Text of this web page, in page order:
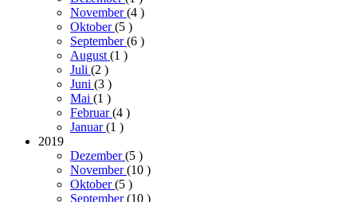
November(4 )
Oktober(5 )
September(6 )
August(1 )
Juli (2 )
Juni (3 )
Mai (1 )
Februar(4 )
Januar(1 )
2019
Dezember(5 )
November(10 )
Oktober(5 )
September(10 )